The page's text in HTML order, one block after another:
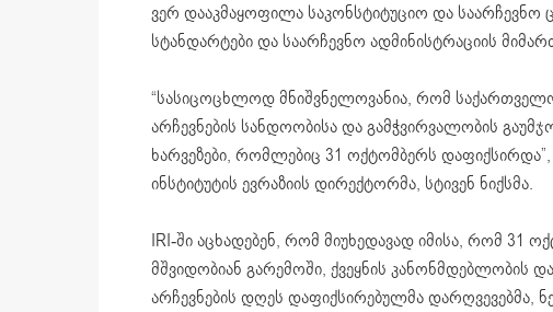
ვერ დააკმაყოფილა საკონსტიტუციო და
სტანდარტები და საარჩევნო ადმინისტრაციის
“სასიცოცხლოდ მნიშვნელოვანია, რომ
არჩევნების სანდოობისადა გამჭვირვალობის
ხარვეზები, რომლებიც 31 ოქტომბერს
ინსტიტუტის ევრაზიის დირექტორმა, სტივენ ნიქსმა.
IRI-ში აცხადებენ, რომ მიუხედავად იმისა, რომ 31
მშვიდობიან გარემოში, ქვეყნის კანონმდებლობის
არჩევნების დღეს დაფიქსირებულმა დარღვევებმა,